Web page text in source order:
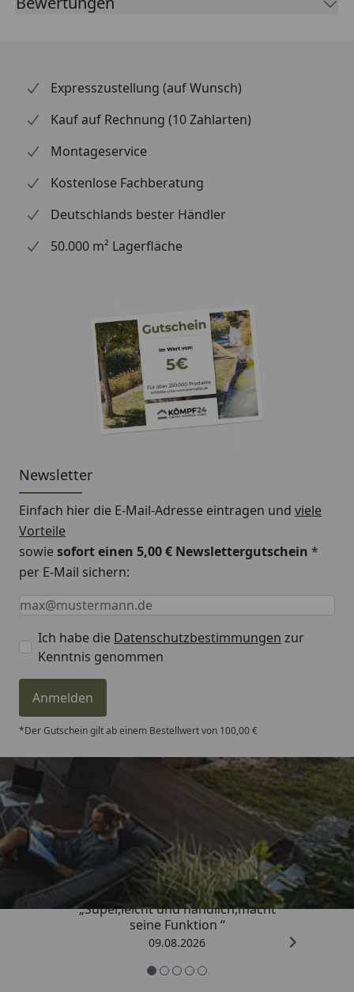
Expresszustellung (auf Wunsch)
Kauf auf Rechnung (10 Zahlarten)
Montageservice
Kostenlose Fachberatung
Deutschlands bester Händler
50.000 m² Lagerfläche
Newsletter
Einfach hier die E-Mail-Adresse eintragen und viele
Vorteile
sowiesofort einen 5,00 € Newslettergutschein *
per E-Mail sichern:
Keine Eingabe erforderlich
Eingabe erforderlich
E-Mail *
Ich habe die Datenschutzbestimmungen zur
Kenntnis genommen
Anmelden
*Der Gutschein gilt ab einem Bestellwert von 100,00 €
Trusted Shops
4,81/ 5
„Super,leicht und handlich,macht
seine Funktion “
09.08.2026